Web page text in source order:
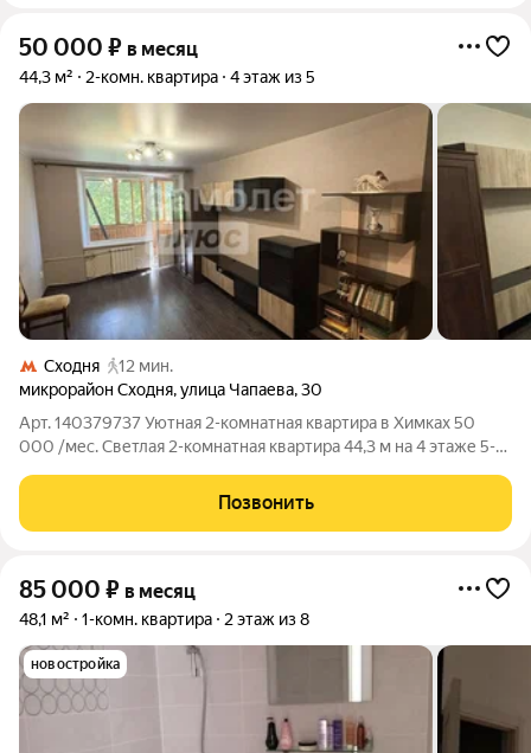
50 000 ₽ в месяц
44,3 м² 2-комн. квартира 4 этаж из 5
Сходня
12 мин.
микрорайон Сходня,улица Чапаева,30
Арт. 140379737 Уютная 2-комнатная квартира в Химках 50
000 /мес. Светлая 2-комнатная квартира 44,3 м на 4 этаже 5-
минут пешком, а значит до Москвы рукой подать. В квартире
уже есть всё
Позвонить
85 000 ₽ в месяц
48,1 м² 1-комн. квартира 2 этаж из 8
новостройка